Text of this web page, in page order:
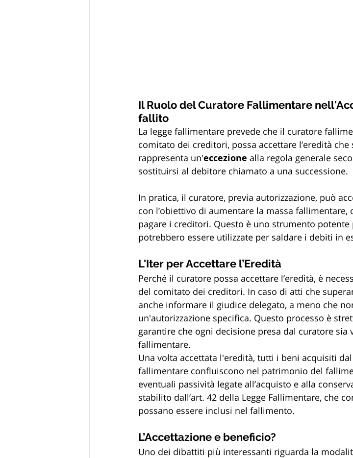
Il Ruolo del Curatore Fallimentare
fallito
La legge fallimentare prevede che il curatore
comitato dei creditori, possa accettare l’eredità
rappresenta un'eccezione alla regola generale
sostituirsi al debitore chiamato a una successione.
In pratica, il curatore, previa autorizzazione, può
con l’obiettivo di aumentare la massa
pagare i creditori. Questo è uno strumento
potrebbero essere utilizzate per saldare i debiti in
L'Iter per Accettare l’Eredità
Perché il curatore possa accettare l’eredità, è
del comitato dei creditori. In caso di atti che
anche informare il giudice delegato, a meno che
un'autorizzazione specifica. Questo processo è
garantire che ogni decisione presa dal curatore sia
fallimentare.
Una volta accettata l'eredità, tutti i beni acquisiti
fallimentare confluiscono nel patrimonio del
eventuali passività legate all’acquisto e alla
stabilito dall’art. 42 della Legge Fallimentare, che
possano essere inclusi nel fallimento.
L’Accettazione e beneficio?
Uno dei dibattiti più interessanti riguarda la